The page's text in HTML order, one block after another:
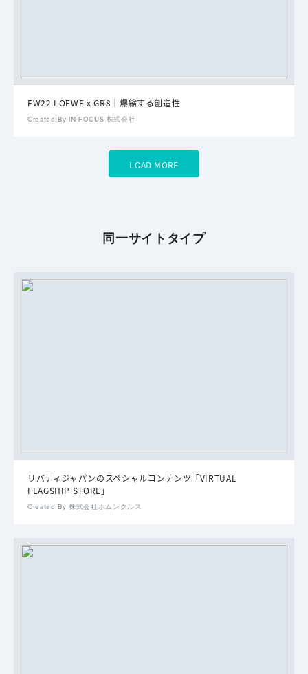
FW22 LOEWE x GR8｜爆縮する創造性
Created By IN FOCUS 株式会社
LOAD MORE
同一サイトタイプ
リバティジャパンのスペシャルコンテンツ「VIRTUAL
FLAGSHIP STORE」
Created By 株式会社ホムンクルス